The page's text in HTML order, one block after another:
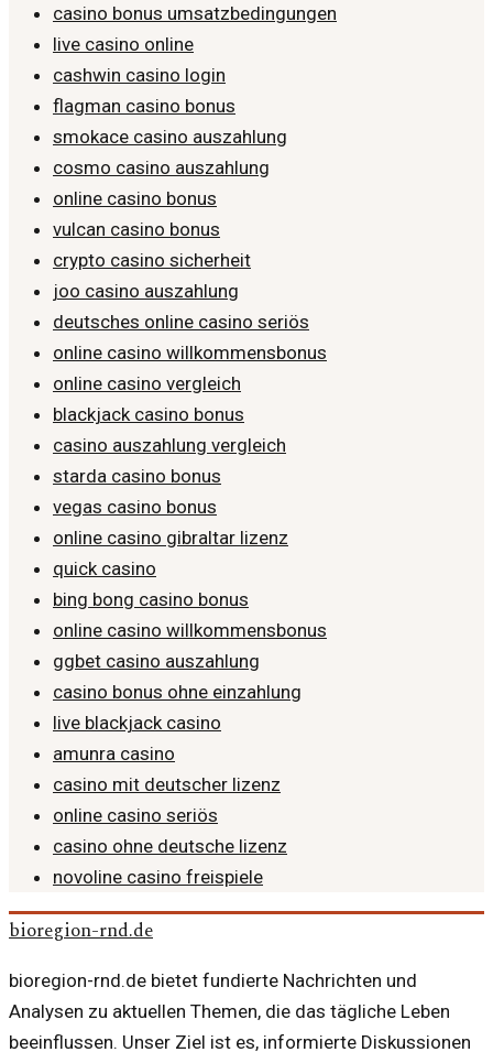
casino bonus umsatzbedingungen
live casino online
cashwin casino login
flagman casino bonus
smokace casino auszahlung
cosmo casino auszahlung
online casino bonus
vulcan casino bonus
crypto casino sicherheit
joo casino auszahlung
deutsches online casino seriös
online casino willkommensbonus
online casino vergleich
blackjack casino bonus
casino auszahlung vergleich
starda casino bonus
vegas casino bonus
online casino gibraltar lizenz
quick casino
bing bong casino bonus
online casino willkommensbonus
ggbet casino auszahlung
casino bonus ohne einzahlung
live blackjack casino
amunra casino
casino mit deutscher lizenz
online casino seriös
casino ohne deutsche lizenz
novoline casino freispiele
bioregion-rnd.de
bioregion-rnd.de bietet fundierte Nachrichten und
Analysen zu aktuellen Themen, die das tägliche Leben
beeinflussen. Unser Ziel ist es, informierte Diskussionen